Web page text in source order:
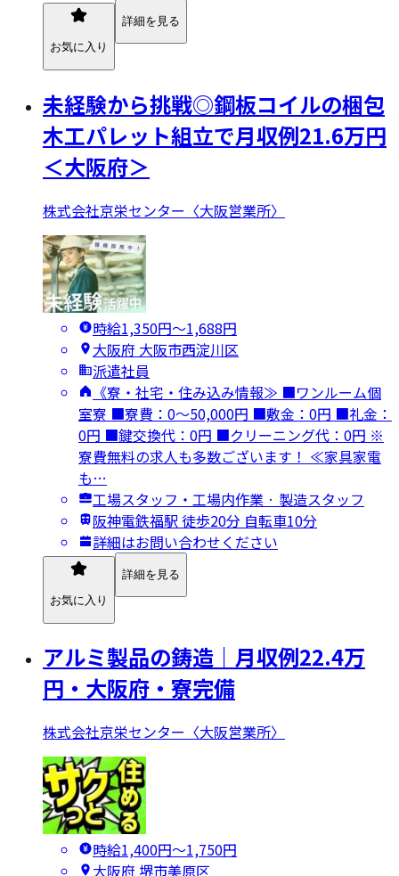
お気に入り
詳細を見る
未経験から挑戦◎鋼板コイルの梱包
木工パレット組立で月収例21.6万円
＜大阪府＞
株式会社京栄センター〈大阪営業所〉
時給1,350円〜1,688円
大阪府 大阪市西淀川区
派遣社員
《寮・社宅・住み込み情報≫ ■ワンルーム個
室寮 ■寮費：0～50,000円 ■敷金：0円 ■礼金：
0円 ■鍵交換代：0円 ■クリーニング代：0円 ※
寮費無料の求人も多数ございます！ ≪家具家電
も…
工場スタッフ・工場内作業 · 製造スタッフ
阪神電鉄福駅 徒歩20分 自転車10分
詳細はお問い合わせください
お気に入り
詳細を見る
アルミ製品の鋳造｜月収例22.4万
円・大阪府・寮完備
株式会社京栄センター〈大阪営業所〉
時給1,400円〜1,750円
大阪府 堺市美原区